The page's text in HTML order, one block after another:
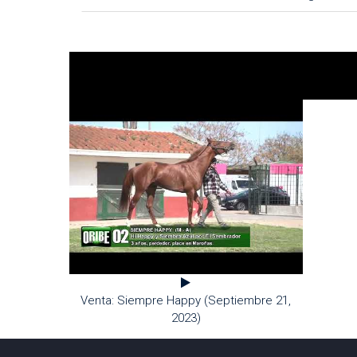
Venta: Siempre Happy (Septiembre 21,
2023)